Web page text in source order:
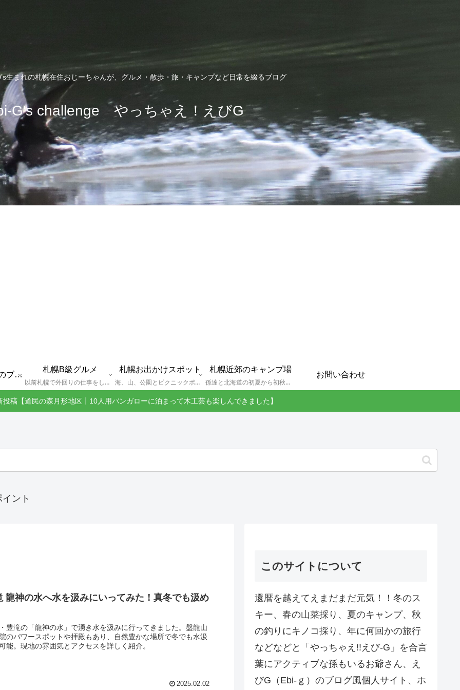
生まれの札幌在住おじーちゃんが、グルメ・散歩・旅・キャンプなど日常を綴るブログ
G's challenge やっちゃえ！えびG
えびGとは？札幌のブログ運営者プロフィール
札幌B級グルメ
以前札幌で外回りの仕事をしていた還暦過ぎブロガー「えびG」がランチ（サラリーマンランチ、サラメシ）を中心に、おそば、ラーメン、中華、日替わりランチを「札幌Bグルメ」と題してレポートしているブログカテゴリーのページです。現在は定年後の再雇用で札幌中とはいかなまでも会社の近くのすすきの界隈や家のある札幌市南区を中心に徘徊しております。
札幌お出かけスポット
海、山、公園とピクニックポイントや名所、旧跡などなど、、、、、札幌はもとより郊外の無理なく日帰りでいって帰ってこれるお出かけスポットを孫っち達（小学５、３年生、幼稚園年長さんの３人）とえびGがお出かけをして紹介しているページです。
札幌近郊のキャンプ場
孫達と北海道の初夏から初秋にかけてキャンプに出かけます。キャンプ場情報だったり料理だったり花火や遊びに虫取りとまさに「やっちゃえ！えびG」やりたい放題のブログです。
お問い合わせ
稿【道民の森月形地区┃10人用バンガローに泊まって木工芸も楽しんできました】
ント
龍神の水へ水を汲みにいってみた！真冬でも汲め
豊滝の「龍神の水」で湧き水を汲みに行ってきました。盤龍山
のパワースポットや拝殿もあり、自然豊かな場所で冬でも水汲
能。現地の雰囲気とアクセスを詳しく紹介。
2025.02.02
このサイトについて
還暦を越えてえまだまだ元気！！冬のス
キー、春の山菜採り、夏のキャンプ、秋
の釣りにキノコ採り、年に何回かの旅行
などなどと「やっちゃえ!!えび-G」を合言
葉にアクティブな孫もいるお爺さん、え
びG（Ebi-ｇ）のブログ風個人サイト、ホ